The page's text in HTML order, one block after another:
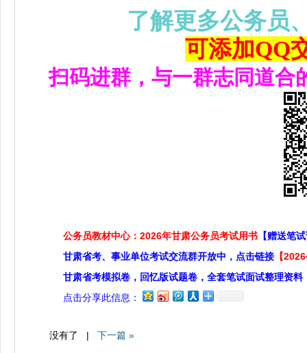
了解更多公务员
可添加QQ
扫码进群，与一群志同道合
公务员教材中心：2026年甘肃公务员考试用书 【赠送笔
甘肃省考、事业单位考试交流群开放中，点击链接 【
甘肃省考模拟卷，回忆版试题卷，全套笔试面试整理资料
点击分享此信息：
没有了 | 下一篇 »